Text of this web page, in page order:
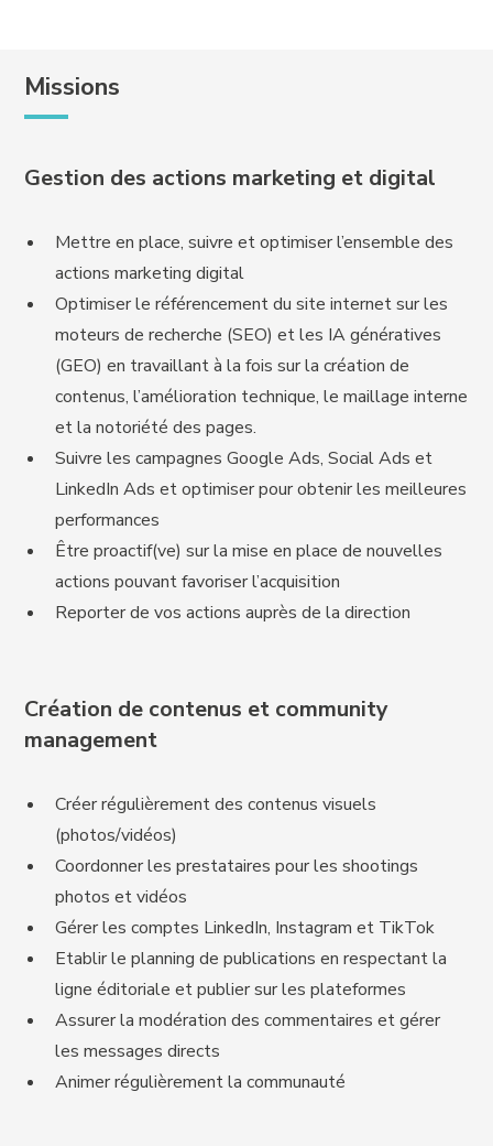
Missions
Gestion des actions marketing et digital
Mettre en place, suivre et optimiser l’ensemble des
actions marketing digital
Optimiser le référencement du site internet sur les
moteurs de recherche (SEO) et les IA génératives
(GEO) en travaillant à la fois sur la création de
contenus, l’amélioration technique, le maillage interne
et la notoriété des pages.
Suivre les campagnes Google Ads, Social Ads et
LinkedIn Ads et optimiser pour obtenir les meilleures
performances
Être proactif(ve) sur la mise en place de nouvelles
actions pouvant favoriser l’acquisition
Reporter de vos actions auprès de la direction
Création de contenus et community
management
Créer régulièrement des contenus visuels
(photos/vidéos)
Coordonner les prestataires pour les shootings
photos et vidéos
Gérer les comptes LinkedIn, Instagram et TikTok
Etablir le planning de publications en respectant la
ligne éditoriale et publier sur les plateformes
Assurer la modération des commentaires et gérer
les messages directs
Animer régulièrement la communauté